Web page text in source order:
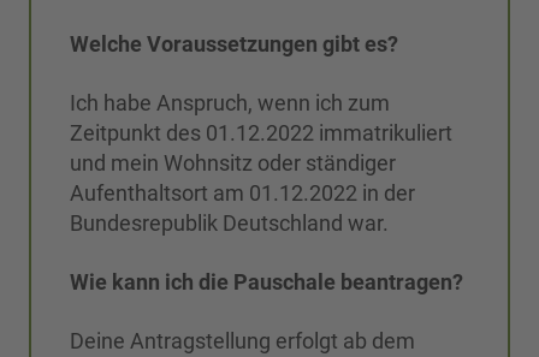
Welche Voraussetzungen gibt es?
Ich habe Anspruch, wenn ich zum
Zeitpunkt des 01.12.2022 immatrikuliert
und mein Wohnsitz oder ständiger
Aufenthaltsort am 01.12.2022 in der
Bundesrepublik Deutschland war.
Wie kann ich die Pauschale beantragen?
Deine Antragstellung erfolgt ab dem